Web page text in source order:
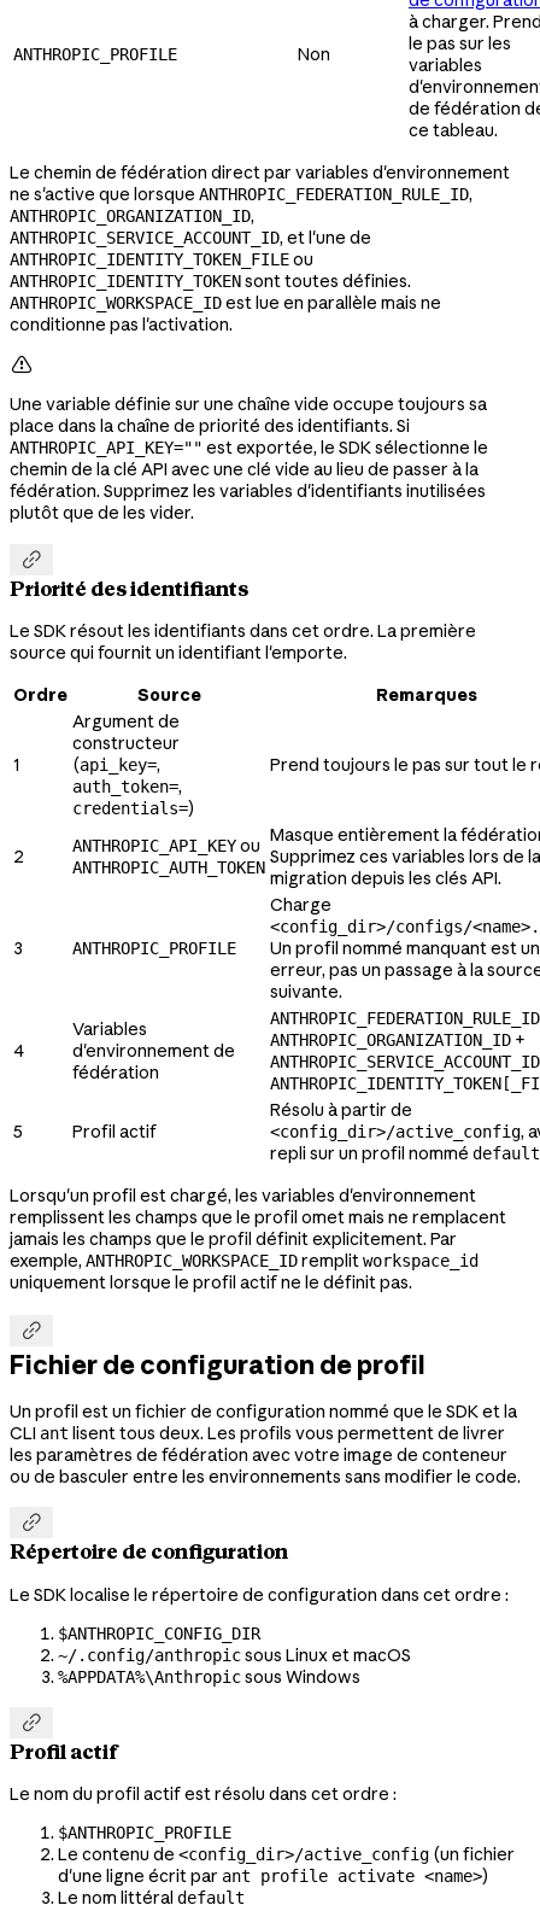
ANTHROPIC_PROFILE Non
à charger.
le pas sur les
variables
de fédération
ce tableau.
Le chemin de fédération direct par variables d'environnement
ne s'active que lorsque ANTHROPIC_FEDERATION_RULE_ID,
ANTHROPIC_ORGANIZATION_ID,
ANTHROPIC_SERVICE_ACCOUNT_ID, et l'une de
ANTHROPIC_IDENTITY_TOKEN_FILEou
ANTHROPIC_IDENTITY_TOKENsont toutes définies.
ANTHROPIC_WORKSPACE_IDest lue en parallèle mais ne
conditionne pas l'activation.

Une variable définie sur une chaîne vide occupe toujours sa
place dans la chaîne de priorité des identifiants. Si
ANTHROPIC_API_KEY="" est exportée, le SDK sélectionne le
chemin de la clé API avec une clé vide au lieu de passer à la
fédération. Supprimez les variables d'identifiants inutilisées
plutôt que de les vider.

Priorité des identifiants
Le SDK résout les identifiants dans cet ordre. La première
source qui fournit un identifiant l'emporte.
Ordre
Source Remarques
1
Argument de
constructeur
(api_key=,
auth_token=,
credentials=)
Prend toujours le pas sur tout le
2 ANTHROPIC_API_KEYou
ANTHROPIC_AUTH_TOKEN
Masque entièrement la
Supprimez ces variables lors de la
migration depuis les clés API.
3 ANTHROPIC_PROFILE
Charge
<config_dir>/configs/
Un profil nommé manquant est
erreur, pas un passage à la
suivante.
4
Variables
d'environnement de
fédération
ANTHROPIC_FEDERATION_RULE_ID
ANTHROPIC_ORGANIZATION_ID +
ANTHROPIC_SERVICE_ACCOUNT_ID
5 Profil actif
Résolu à partir de
<config_dir>/active_config,
repli sur un profil nommé default
Lorsqu'un profil est chargé, les variables d'environnement
remplissent les champs que le profil omet mais ne remplacent
jamais les champs que le profil définit explicitement. Par
exemple, ANTHROPIC_WORKSPACE_IDremplitworkspace_id
uniquement lorsque le profil actif ne le définit pas.

Fichier de configuration de profil
Un profil est un fichier de configuration nommé que le SDK et la
CLI ant lisent tous deux. Les profils vous permettent de livrer
les paramètres de fédération avec votre image de conteneur
ou de basculer entre les environnements sans modifier le code.

Répertoire de configuration
Le SDK localise le répertoire de configuration dans cet ordre :
$ANTHROPIC_CONFIG_DIR
~/.config/anthropicsous Linux et macOS
%APPDATA%\Anthropicsous Windows

Profil actif
Le nom du profil actif est résolu dans cet ordre :
$ANTHROPIC_PROFILE
Le contenu de <config_dir>/active_config (un fichier
d'une ligne écrit par ant profile activate <name>)
Le nom littéral default